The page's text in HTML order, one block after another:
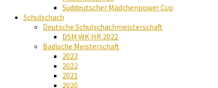
Süddeutscher Mädchenpower Cup
Schulschach
Deutsche Schulschachmeisterschaft
DSM WK HR 2022
Badische Meisterschaft
2023
2022
2021
2020